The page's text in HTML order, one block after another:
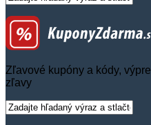
Zľavové kupóny a kódy,
zľavy